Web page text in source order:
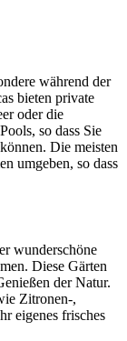
während der
bieten private
oder die
so dass Sie
Die meisten
umgeben, so dass
wunderschöne
Diese Gärten
der Natur.
Zitronen-,
eigenes frisches